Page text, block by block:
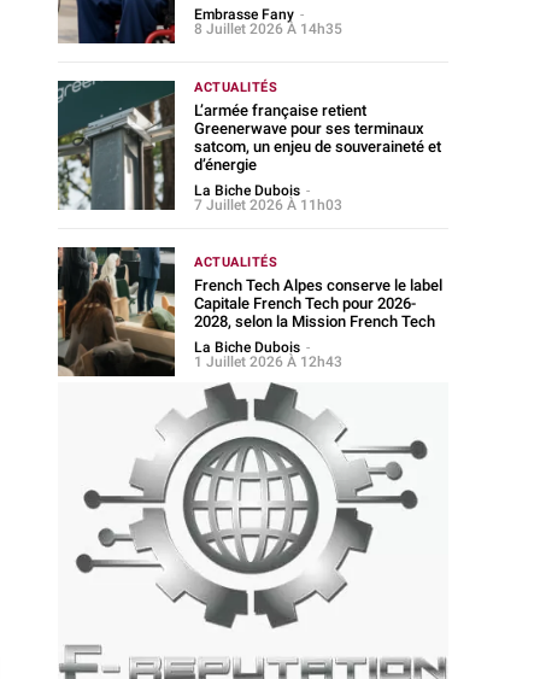
Embrasse Fany -
8 Juillet 2026 À 14h35
ACTUALITÉS
L’armée française retient
Greenerwave pour ses terminaux
satcom, un enjeu de souveraineté et
d’énergie
La Biche Dubois -
7 Juillet 2026 À 11h03
ACTUALITÉS
French Tech Alpes conserve le label
Capitale French Tech pour 2026-
2028, selon la Mission French Tech
La Biche Dubois -
1 Juillet 2026 À 12h43